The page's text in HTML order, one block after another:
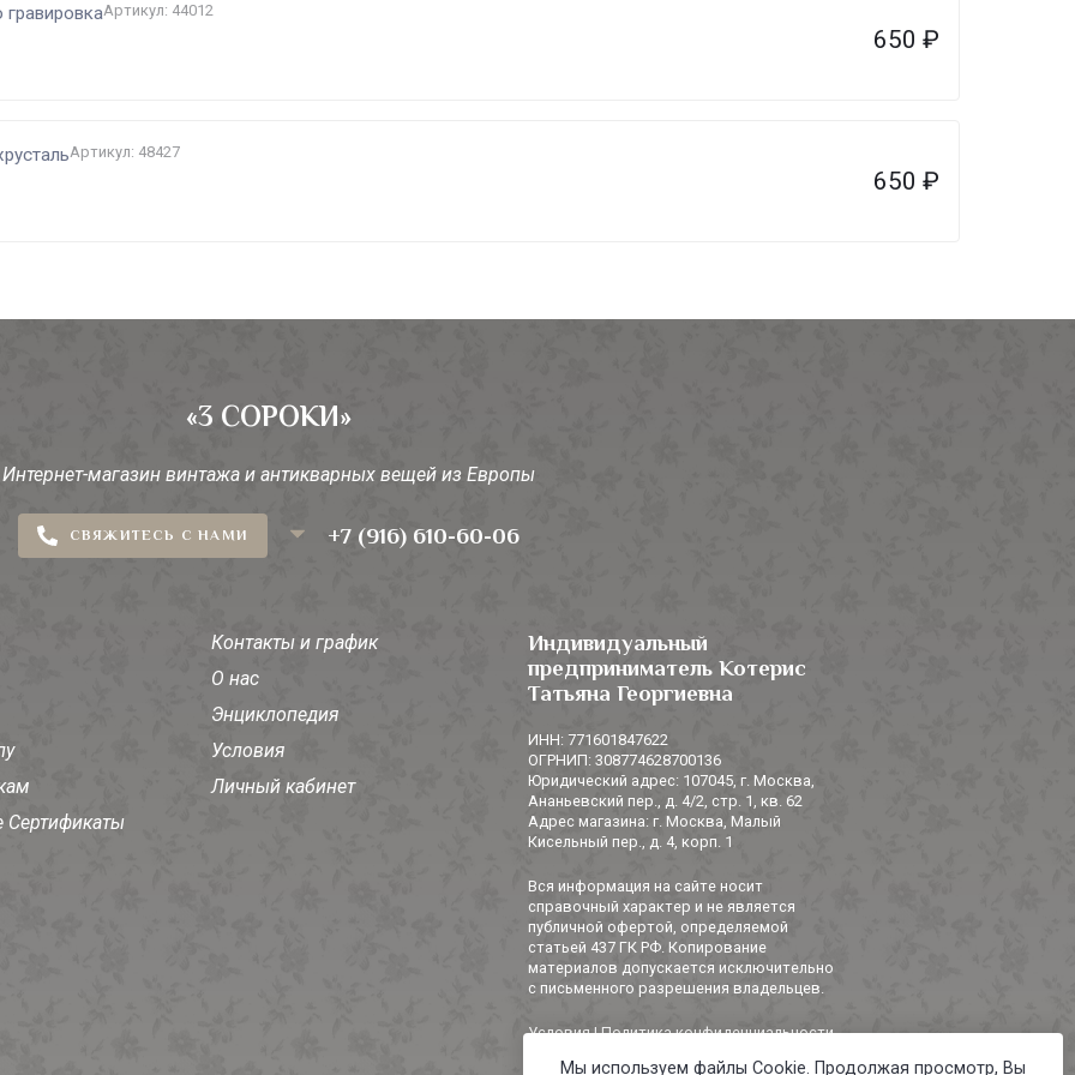
гравировкаАртикул: 44012
650 ₽
Артикул: 48427
650 ₽
«3 СОРОКИ»
Интернет-магазин винтажа и антикварных вещей из Европы
СВЯЖИТЕСЬ С НАМИ +7 (916) 610-60-06
Сертификаты
Контакты и график
О нас
Энциклопедия
Условия
Личный кабинет
Индивидуальный
предприниматель Котерис
Татьяна Георгиевна
ИНН: 771601847622
ОГРНИП: 308774628700136
Юридический адрес: 107045, г. Москва,
Ананьевский пер., д. 4/2, стр. 1, кв. 62
Адрес магазина: г. Москва, Малый
Кисельный пер., д. 4, корп. 1
Вся информация на сайте носит
справочный характер и не является
публичной офертой, определяемой
статьей 437 ГК РФ. Копирование
материалов допускается исключительно
с письменного разрешения владельцев.
Условия|Политика конфиденциальности
Мы используем файлы Cookie. Продолжая просмотр, Вы